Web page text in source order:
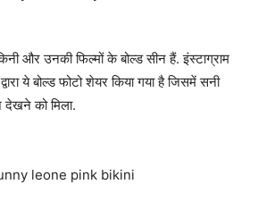
और उनकी फिल्मों के बोल्ड सीन हैं. इंस्टाग्राम
ये बोल्ड फोटो शेयर किया गया है जिसमें सनी
देखने को मिला.